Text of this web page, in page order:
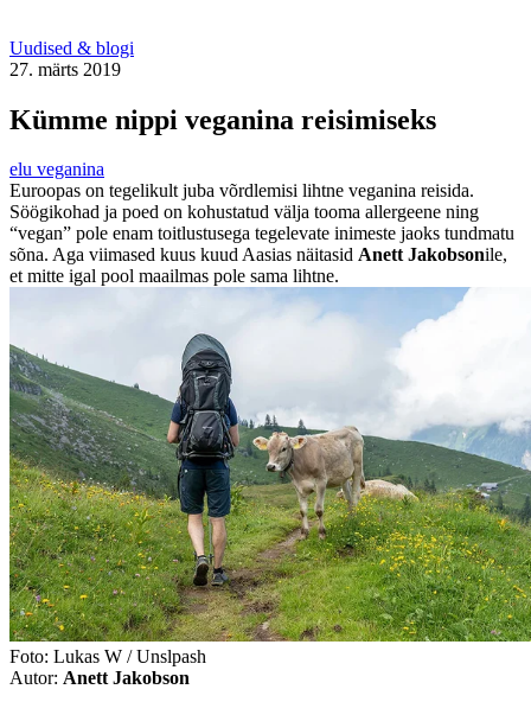
Uudised & blogi
27. märts 2019
Kümme nippi veganina reisimiseks
elu veganina
Euroopas on tegelikult juba võrdlemisi lihtne veganina reisida.
Söögikohad ja poed on kohustatud välja tooma allergeene ning
“vegan” pole enam toitlustusega tegelevate inimeste jaoks tundmatu
sõna. Aga viimased kuus kuud Aasias näitasid Anett Jakobsonile,
et mitte igal pool maailmas pole sama lihtne.
Foto: Lukas W / Unslpash
Autor: Anett Jakobson